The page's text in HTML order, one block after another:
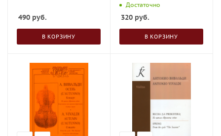
490 руб.
В КОРЗИНУ
Достаточно
320 руб.
В КОРЗИНУ